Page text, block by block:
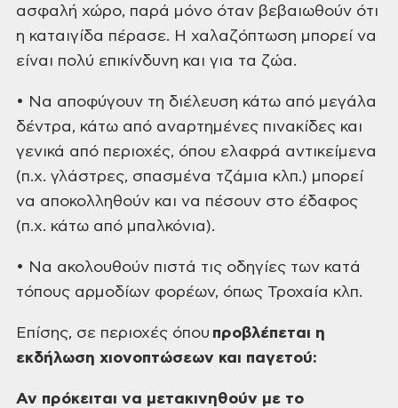
ασφαλή χώρο, παρά μόνο όταν βεβαιωθούν ότι
η καταιγίδα πέρασε. Η χαλαζόπτωση μπορεί να
είναι πολύ επικίνδυνη και για τα ζώα.
• Να αποφύγουν τη διέλευση κάτω από μεγάλα
δέντρα, κάτω από αναρτημένες πινακίδες και
γενικά από περιοχές, όπου ελαφρά αντικείμενα
(π.χ. γλάστρες, σπασμένα τζάμια κλπ.) μπορεί
να αποκολληθούν και να πέσουν στο έδαφος
(π.χ. κάτω από μπαλκόνια).
• Να ακολουθούν πιστά τις οδηγίες των κατά
τόπους αρμοδίων φορέων, όπως Τροχαία κλπ.
Επίσης, σε περιοχές όπου προβλέπεται η
εκδήλωση χιονοπτώσεων και παγετού:
Αν πρόκειται να μετακινηθούν με το